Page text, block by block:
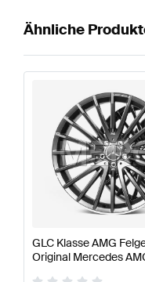
Ähnliche
GLC Klasse AMG
Original Mercedes